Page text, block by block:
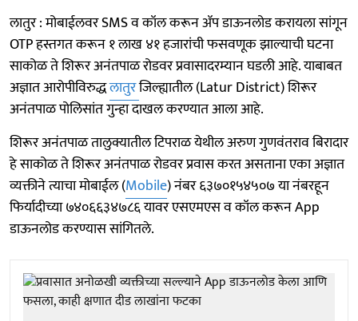
लातुर : मोबाईलवर SMS व कॉल करून ॲप डाऊनलोड करायला सांगून
OTP हस्तगत करून १ लाख ४१ हजारांची फसवणूक झाल्याची घटना
साकोळ ते शिरूर अनंतपाळ रोडवर प्रवासादरम्यान घडली आहे. याबाबत
अज्ञात आरोपीविरुद्धलातुरजिल्ह्यातील (Latur District) शिरूर
अनंतपाळ पोलिसांत गुन्हा दाखल करण्यात आला आहे.
शिरूर अनंतपाळ तालुक्यातील टिपराळ येथील अरुण गुणवंतराव बिरादार
हे साकोळ ते शिरूर अनंतपाळ रोडवर प्रवास करत असताना एका अज्ञात
व्यक्तीने त्याचा मोबाईल (Mobile) नंबर ६३७०१५४५०७ या नंबरहून
फिर्यादीच्या ७४०६६३४७८६ यावर एसएमएस व कॉल करून App
डाऊनलोड करण्यास सांगितले.